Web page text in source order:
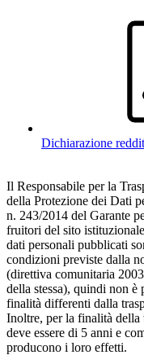
Dichiarazione
Il Responsabile per la
della Protezione dei Dati
n. 243/2014 del Garante
fruitori del sito
dati personali pubblicati
condizioni previste dalla
(direttiva comunitaria
della stessa), quindi non
finalità differenti dalla
Inoltre, per la finalità della
deve essere di 5 anni e
producono i loro effetti.